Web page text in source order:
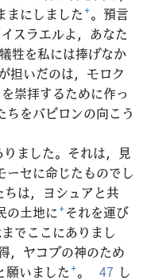
まにしました+。預言
スラエルよ，あなた
牲を私には捧げなか
担いだのは，モロク
崇拝するために作っ
をバビロンの向こう
ました。それは，見
ーセに命じたものでし
は，ヨシュアと共
の土地に+それを運び
でここにありまし
，ヤコブの神のため
願いました+。 47 し